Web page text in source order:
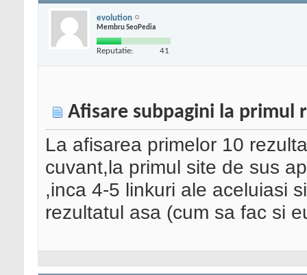
evolution
Membru SeoPedia
Reputatie: 41
Afisare subpagini la primul
La afisarea primelor 10
cuvant,la primul site de sus
,inca 4-5 linkuri ale aceluiasi
rezultatul asa (cum sa fac si